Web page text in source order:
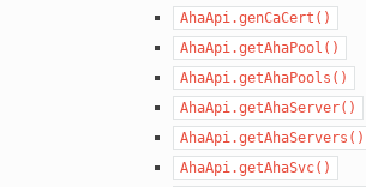
AhaApi.genCaCert()
AhaApi.getAhaPool()
AhaApi.getAhaPools()
AhaApi.getAhaServer()
AhaApi.getAhaServers()
AhaApi.getAhaSvc()